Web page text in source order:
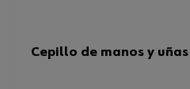
Cepillo de manos y uñas